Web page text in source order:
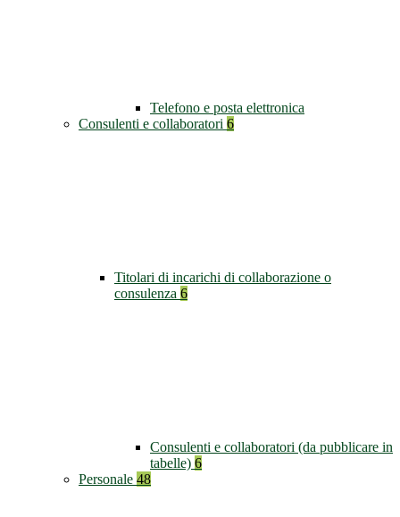
Telefono e posta elettronica
Consulenti e collaboratori 6
Titolari di incarichi di collaborazione o
consulenza 6
Consulenti e collaboratori (da pubblicare in
tabelle) 6
Personale 48